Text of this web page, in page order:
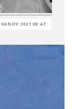
04 NOV 2021 08:47